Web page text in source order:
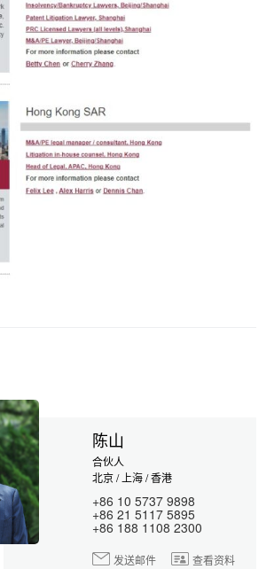
陈山
合伙人
北京 / 上海 / 香港
+86 10 5737 9898
+86 21 5117 5895
+86 188 1108 2300
发送邮件 查看资料